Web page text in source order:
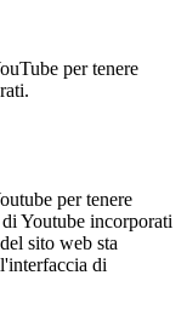
per tenere
per tenere
Youtube incorporati
sito web sta
di